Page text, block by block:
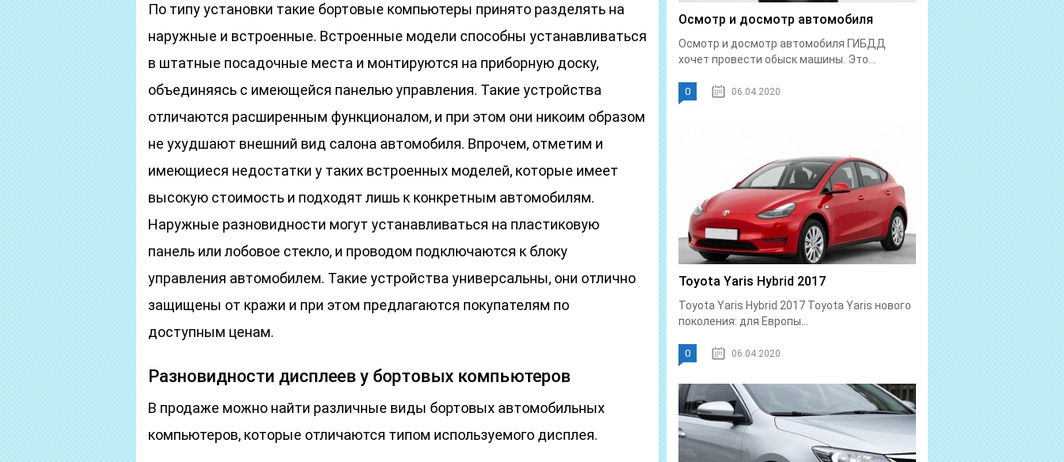
По типу установки такие бортовые компьютеры принято разделять на
наружные и встроенные. Встроенные модели способны устанавливаться
в штатные посадочные места и монтируются на приборную доску,
объединяясь с имеющейся панелью управления. Такие устройства
отличаются расширенным функционалом, и при этом они никоим образом
не ухудшают внешний вид салона автомобиля. Впрочем, отметим и
имеющиеся недостатки у таких встроенных моделей, которые имеет
высокую стоимость и подходят лишь к конкретным автомобилям.
Наружные разновидности могут устанавливаться на пластиковую
панель или лобовое стекло, и проводом подключаются к блоку
управления автомобилем. Такие устройства универсальны, они отлично
защищены от кражи и при этом предлагаются покупателям по
доступным ценам.
Разновидности дисплеев у бортовых компьютеров
В продаже можно найти различные виды бортовых автомобильных
компьютеров, которые отличаются типом используемого дисплея.
Осмотр и досмотр автомобиля
Осмотр и досмотр автомобиля ГИБДД
хочет провести обыск машины. Это...
0 06.04.2020
Toyota Yaris Hybrid 2017
Toyota Yaris Hybrid 2017 Toyota Yaris нового
поколения: для Европы...
0 06.04.2020